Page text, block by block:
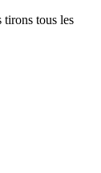
tirons tous les